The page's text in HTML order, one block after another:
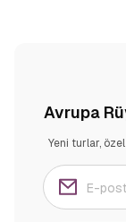
Avrupa
Yeni turlar,